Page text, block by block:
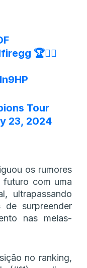
🏆❤️‍🔥
Tour
23, 2024
os rumores
com uma
ultrapassando
surpreender
nas meias-
no ranking,